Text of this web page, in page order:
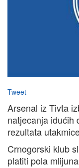
Tweet
Arsenal iz Tivta
natjecanja idućih
rezultata
Crnogorski klub
platiti pola